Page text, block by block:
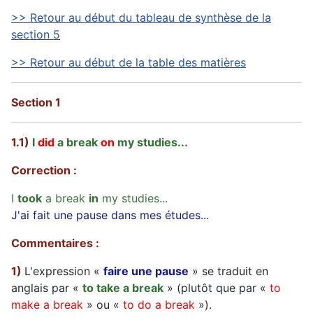
>> Retour au début du tableau de synthèse de la
section 5
>> Retour au début de la table des matières
Section 1
1.1) I did a break on my studies...
Correction :
I took a break in my studies...
J'ai fait une pause dans mes études...
Commentaires :
1) L'expression « faire une pause » se traduit en
anglais par « to take a break » (plutôt que par « to
make a break » ou « to do a break »).